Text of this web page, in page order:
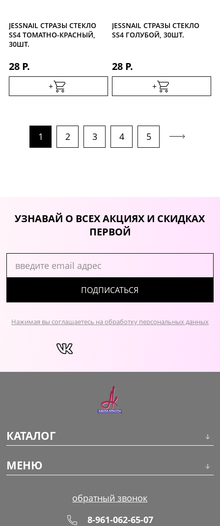
JESSNAIL СТРАЗЫ СТЕКЛО
SS4 ТОМАТНО-КРАСНЫЙ,
30ШТ.
28 Р.
+
JESSNAIL СТРАЗЫ СТЕКЛО
SS4 ГОЛУБОЙ, 30ШТ.
28 Р.
+
1 2 3 4 5
УЗНАВАЙ О ВСЕХ АКЦИЯХ И СКИДКАХ
ПЕРВОЙ
ПОДПИСАТЬСЯ
Нажимая вы соглашаетесь на обработку персональных данных
КАТАЛОГ
Макияж
МЕНЮ
обратный звонок
8-961-062-65-07